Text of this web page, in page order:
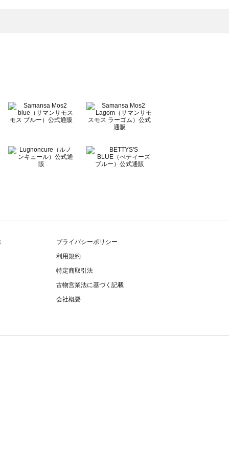
プライバシーポリシー
利用規約
特定商取引法
古物営業法に基づく記載
会社概要